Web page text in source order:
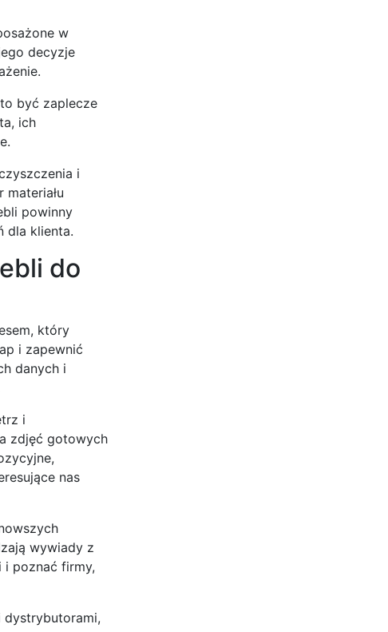
w
decyzje
być zaplecze
ich
i
materiału
powinny
dla klienta.
do
który
i zapewnić
danych i
i
zdjęć gotowych
nas
wywiady z
i poznać firmy,
dystrybutorami,